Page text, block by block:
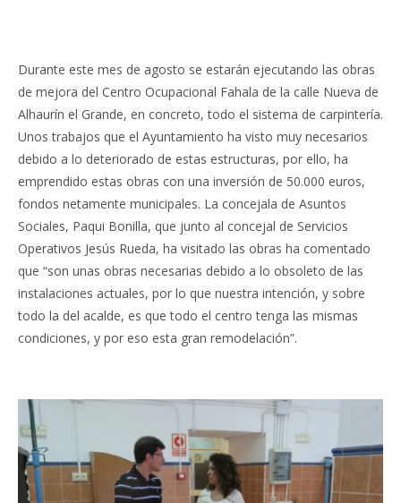
Durante este mes de agosto se estarán ejecutando las obras
de mejora del Centro Ocupacional Fahala de la calle Nueva de
Alhaurín el Grande, en concreto, todo el sistema de carpintería.
Unos trabajos que el Ayuntamiento ha visto muy necesarios
debido a lo deteriorado de estas estructuras, por ello, ha
emprendido estas obras con una inversión de 50.000 euros,
fondos netamente municipales. La concejala de Asuntos
Sociales, Paqui Bonilla, que junto al concejal de Servicios
Operativos Jesús Rueda, ha visitado las obras ha comentado
que “son unas obras necesarias debido a lo obsoleto de las
instalaciones actuales, por lo que nuestra intención, y sobre
todo la del acalde, es que todo el centro tenga las mismas
condiciones, y por eso esta gran remodelación”.